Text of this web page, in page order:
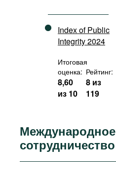
Index of Public
Integrity 2024
Итоговая
оценка:
8,60
из 10
Рейтинг:
8 из
119
Международное
сотрудничество